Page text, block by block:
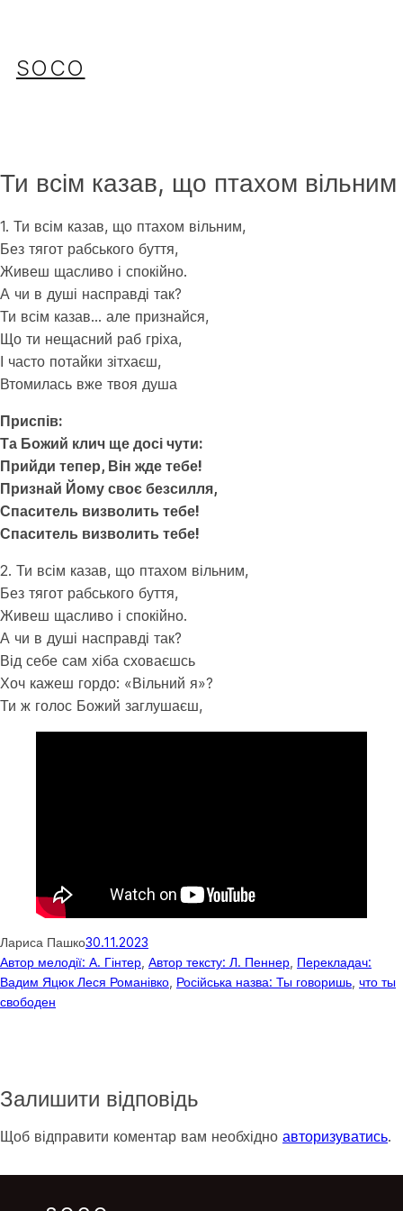
SOCO
Ти всім казав, що птахом вільним
1. Ти всім казав, що птахом вільним,
Без тягот рабського буття,
Живеш щасливо і спокійно.
А чи в душі насправді так?
Ти всім казав… але признайся,
Що ти нещасний раб гріха,
І часто потайки зітхаєш,
Втомилась вже твоя душа
Приспів:
Та Божий клич ще досі чути:
Прийди тепер, Він жде тебе!
Признай Йому своє безсилля,
Спаситель визволить тебе!
Спаситель визволить тебе!
2. Ти всім казав, що птахом вільним,
Без тягот рабського буття,
Живеш щасливо і спокійно.
А чи в душі насправді так?
Від себе сам хіба сховаєшсь
Хоч кажеш гордо: «Вільний я»?
Ти ж голос Божий заглушаєш,
Лариса Пашко30.11.2023
Автор мелодії: А. Гінтер Автор тексту: Л. Пеннер Перекладач:
Вадим Яцюк Леся Романівко Російська назва: Ты говоришь что ты
свободен
Залишити відповідь
Щоб відправити коментар вам необхідно авторизуватись.